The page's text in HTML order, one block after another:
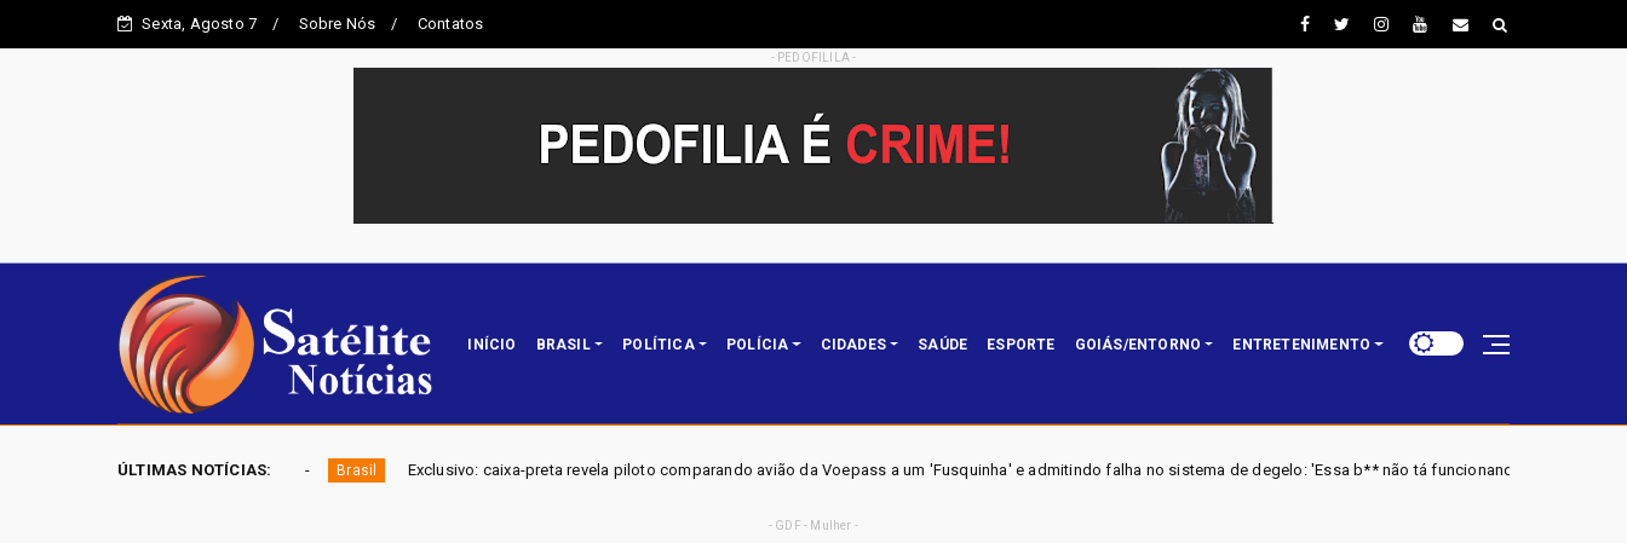
Sexta, Agosto 7 Sobre Nós Contatos
- PEDOFILILA -
INÍCIO BRASIL POLÍTICA POLÍCIA CIDADES SAÚDE ESPORTE GOIÁS/ENTORNO ENTRETENIMENTO
ÚLTIMAS NOTÍCIAS:
Brasil Exclusivo: caixa-preta revela piloto comparando avião da Voepass a um 'Fusquinha' e admitindo falha no sistema de degelo: 'Essa b** não tá funcionando' Brasil URGENTE: Mendonça
- GDF - Mulher -